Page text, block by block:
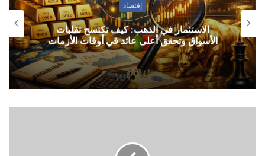
إقتصاد
الاستثمار في الذهب: كيف تكتسح تقلبات
الأسواق وتحقق أعلى عائد في أوقات الأزمات